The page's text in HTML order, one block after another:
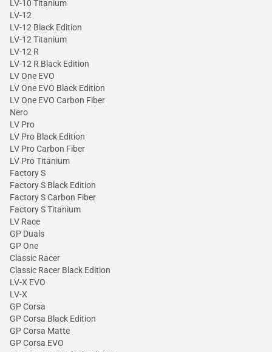
LV-10 Titanium
LV-12
LV-12 Black Edition
LV-12 Titanium
LV-12 R
LV-12 R Black Edition
LV One EVO
LV One EVO Black Edition
LV One EVO Carbon Fiber
Nero
LV Pro
LV Pro Black Edition
LV Pro Carbon Fiber
LV Pro Titanium
Factory S
Factory S Black Edition
Factory S Carbon Fiber
Factory S Titanium
LV Race
GP Duals
GP One
Classic Racer
Classic Racer Black Edition
LV-X EVO
LV-X
GP Corsa
GP Corsa Black Edition
GP Corsa Matte
GP Corsa EVO